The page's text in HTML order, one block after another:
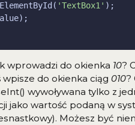
'TextBox1'
wprowadzi do okienka 10?
do okienka ciąg 010?
wywoływana tylko z
jako wartość podaną w
Możesz być